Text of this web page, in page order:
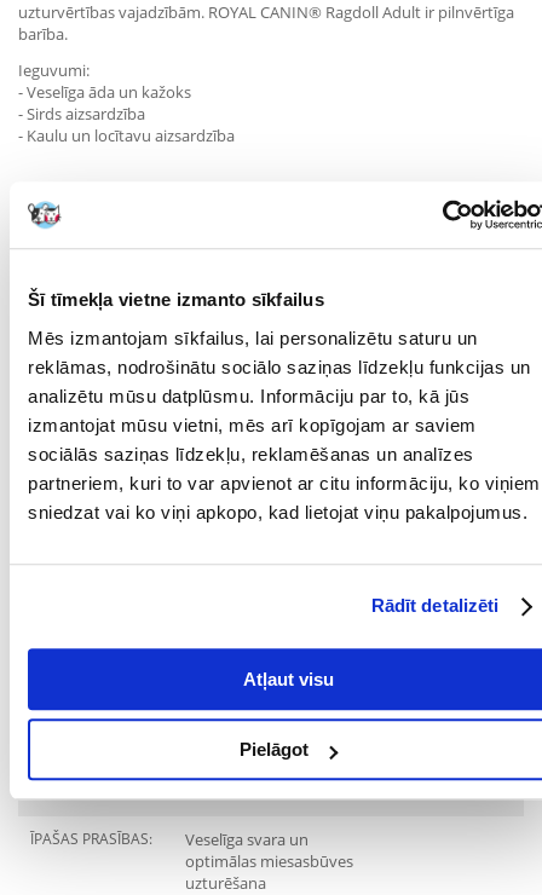
Šī tīmekļa vietne izmanto sīkfailus
Mēs izmantojam sīkfailus, lai personalizētu saturu un
reklāmas, nodrošinātu sociālo saziņas līdzekļu funkcijas un
analizētu mūsu datplūsmu. Informāciju par to, kā jūs
izmantojat mūsu vietni, mēs arī kopīgojam ar saviem
sociālās saziņas līdzekļu, reklamēšanas un analīzes
partneriem, kuri to var apvienot ar citu informāciju, ko viņiem
sniedzat vai ko viņi apkopo, kad lietojat viņu pakalpojumus.
Rādīt detalizēti
Atļaut visu
Pielāgot
uzturvērtības vajadzībām. ROYAL CANIN® Ragdoll Adult ir pilnvērtīga
barība.
Ieguvumi:
- Veselīga āda un kažoks
- Sirds aizsardzība
- Kaulu un locītavu aizsardzība
Sastāvs:
žāvēti mājputnu olbaltumvielu proteīni, kukurūza, augu olbaltumvielu
mīkstums, minerālvielas, zivju eļļa, sojas eļļa, fruktooligo-saharīdi,
pelašķu eļļa, vēžveidīgo hidrolizāts (glikozamīna avots), kliņģerīšu
ekstrakts (luteīna avots), skrimšļu hidrolizāts (hondroitīna avots).
Kopproteīns: 32% - neapstrādātas eļļas un tauki: 18% - Koppelni: 7,6% -
Kopšķiedra: 4% - Uz kg pārtikas: n-6 taukskābes: 44,4 g - n-3
taukskābes: 9,9 g, tostarp EPA un DHA taukskābes: 4 g.
Parametri
IEPAKOJUMA SVARS
10
ROYAL CANIN
Pieaudzis
ĪPAŠAS PRASĪBAS:
Veselīga svara un
optimālas miesasbūves
uzturēšana